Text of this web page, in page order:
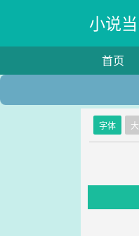
小说当
首页
字体 大